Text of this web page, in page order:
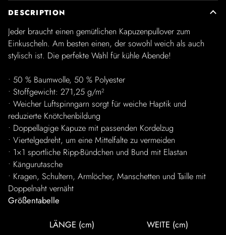
DESCRIPTION
Jeder braucht einen gemütlichen Kapuzenpullover zum
Einkuscheln. Am besten einen, der sowohl weich als auch
stylisch ist. Die perfekte Wahl für kühle Abende!
• 50 % Baumwolle, 50 % Polyester
• Stoffgewicht: 271,25 g/m²
• Weicher Luftspinngarn sorgt für weiche Haptik und
reduzierte Knötchenbildung
• Doppellagige Kapuze mit passenden Kordelzug
• Viertelgedreht, um eine Mittelfalte zu vermeiden
• 1×1 sportliche Ripp-Bündchen und Bund mit Elastan
• Kängurutasche
• Kragen, Schultern, Armlöcher, Manschetten und Taille mit
Doppelnaht vernäht
Größentabelle
LÄNGE (cm)
WEITE (cm)